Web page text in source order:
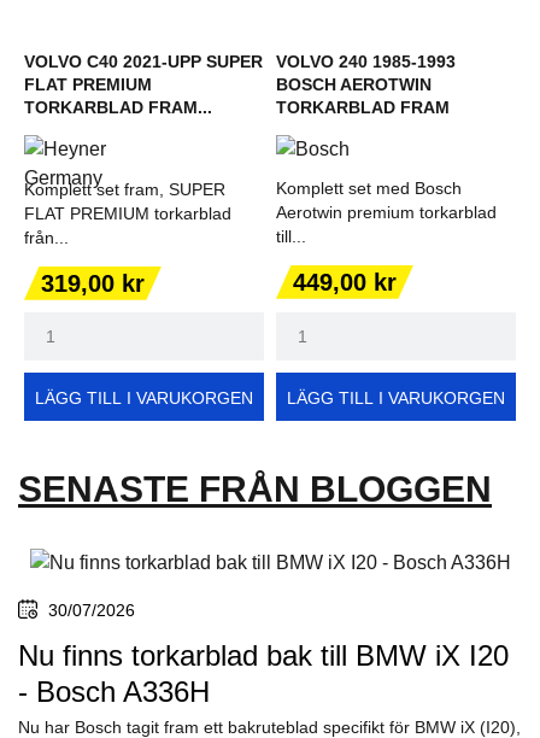
VOLVO C40 2021-UPP SUPER
FLAT PREMIUM
TORKARBLAD FRAM...
Komplett set fram, SUPER
FLAT PREMIUM torkarblad
från...
Pris
319,00 kr
LÄGG TILL I VARUKORGEN
VOLVO 240 1985-1993
BOSCH AEROTWIN
TORKARBLAD FRAM
Komplett set med Bosch
Aerotwin premium torkarblad
till...
Pris
449,00 kr
LÄGG TILL I VARUKORGEN
SENASTE FRÅN BLOGGEN
30/07/2026
Nu finns torkarblad bak till BMW iX I20
- Bosch A336H
Nu har Bosch tagit fram ett bakruteblad specifikt för BMW iX (I20),